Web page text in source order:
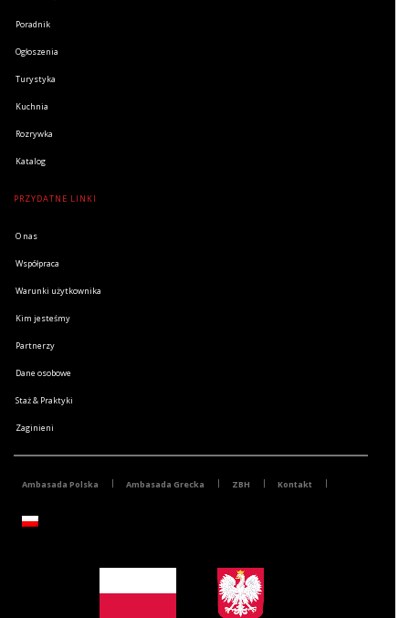
Poradnik
Ogłoszenia
Turystyka
Kuchnia
Rozrywka
Katalog
PRZYDATNE LINKI
O nas
Współpraca
Warunki użytkownika
Kim jesteśmy
Partnerzy
Dane osobowe
Staż & Praktyki
Zaginieni
Ambasada Polska Ambasada Grecka ZBH Kontakt